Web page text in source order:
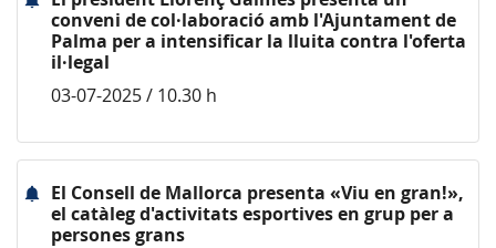
conveni de col·laboració amb l'Ajuntament de
Palma per a intensificar la lluita contra l'oferta
il·legal
03-07-2025 / 10.30 h
El Consell de Mallorca presenta «Viu en gran!»,
el catàleg d'activitats esportives en grup per a
persones grans